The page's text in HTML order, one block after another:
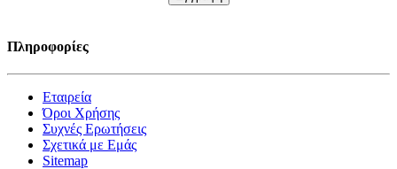
Πληροφορίες
Εταιρεία
Όροι Χρήσης
Συχνές Ερωτήσεις
Σχετικά με Εμάς
Sitemap